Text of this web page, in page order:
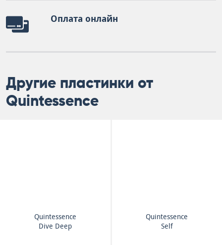
Оплата онлайн
Другие пластинки от
Quintessence
Quintessence
Dive Deep
Quintessence
Self